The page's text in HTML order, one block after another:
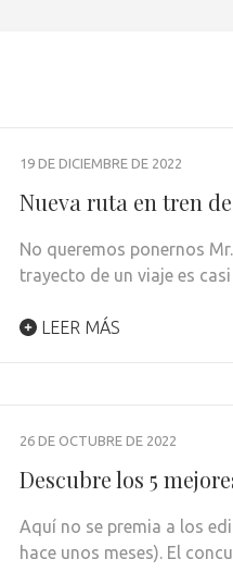
19 DE DICIEMBRE DE 2022
Nueva ruta en tren
No queremos ponernos
trayecto de un viaje es
LEER MÁS
26 DE OCTUBRE DE 2022
Descubre los 5
Aquí no se premia a los
hace unos meses). El